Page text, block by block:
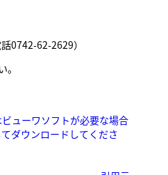
62-2629）
ューワソフトが必要な場合
ダウンロードしてくださ